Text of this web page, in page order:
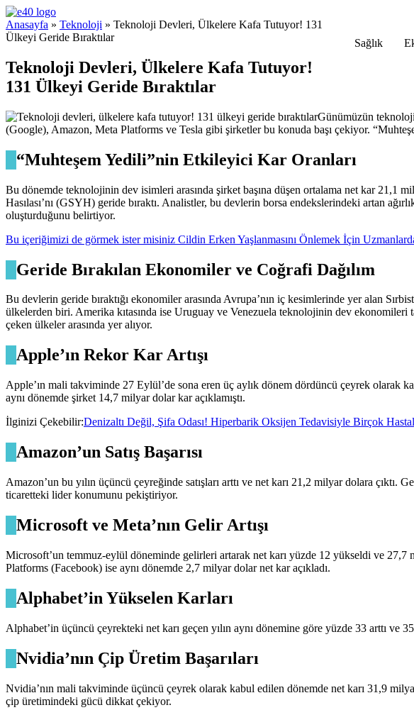
e40 Blog
Sağlık
Anasayfa » Teknoloji » Teknoloji Devleri, Ülkelere Kafa Tutuyor! 131
Ülkeyi Geride Bıraktılar
Teknoloji Devleri, Ülkelere Kafa Tutuyor!
131 Ülkeyi Geride Bıraktılar
Günümüzün
(Google), Amazon, Meta Platforms ve Tesla gibi şirketler bu konuda başı çekiyor.
“Muhteşem Yedili”nin Etkileyici Kar Oranları
Bu dönemde teknolojinin dev isimleri arasında şirket başına düşen ortalama net kar
Hasılası’nı (GSYH) geride bıraktı. Analistler, bu devlerin borsa endekslerindeki artan
oluşturduğunu belirtiyor.
Bu içeriğimizi de görmek ister misiniz Cildin Erken Yaşlanmasını Önlemek İçin
Geride Bırakılan Ekonomiler ve Coğrafi Dağılım
Bu devlerin geride bıraktığı ekonomiler arasında Avrupa’nın iç kesimlerinde yer alan
ülkelerden biri. Amerika kıtasında ise Uruguay ve Venezuela teknolojinin dev
çeken ülkeler arasında yer alıyor.
Apple’ın Rekor Kar Artışı
Apple’ın mali takviminde 27 Eylül’de sona eren üç aylık dönem dördüncü çeyrek olarak
aynı dönemde şirket 14,7 milyar dolar kar açıklamıştı.
İlginizi Çekebilir:Denizaltı Değil, Şifa Odası! Hiperbarik Oksijen Tedavisiyle Birçok
Amazon’un Satış Başarısı
Amazon’un bu yılın üçüncü çeyreğinde satışları arttı ve net karı 21,2 milyar dolara
ticaretteki lider konumunu pekiştiriyor.
Microsoft ve Meta’nın Gelir Artışı
Microsoft’un temmuz-eylül döneminde gelirleri artarak net karı yüzde 12 yükseldi ve
Platforms (Facebook) ise aynı dönemde 2,7 milyar dolar net kar açıkladı.
Alphabet’in Yükselen Karları
Alphabet’in üçüncü çeyrekteki net karı geçen yılın aynı dönemine göre yüzde 33 arttı ve
Nvidia’nın Çip Üretim Başarıları
Nvidia’nın mali takviminde üçüncü çeyrek olarak kabul edilen dönemde net karı 31,9
çip üretimindeki gücü dikkat çekiyor.